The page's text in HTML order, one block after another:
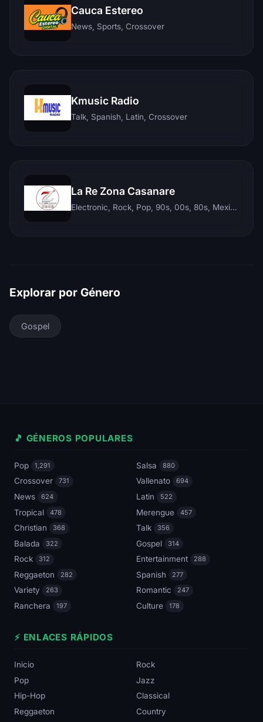
Cauca Estereo
News, Sports, Crossover
Kmusic Radio
Talk, Spanish, Latin, Crossover
La Re Zona Casanare
Electronic, Rock, Pop, 90s, 00s, 80s, Mexican, Ranchera, Reggaeton, Instrumental, Salsa, Merengue, Tropical, Romantic, Vallenato, Llanera
Explorar por Género
Gospel
🎵 GÉNEROS POPULARES
Pop 1,291 Salsa 880
Crossover 731 Vallenato 694
News 624 Latin 522
Tropical 478 Merengue 457
Christian 368 Talk 356
Balada 322 Gospel 314
Rock 312 Entertainment 288
Reggaeton 282 Spanish 277
Variety 263 Romantic 247
Ranchera 197 Culture 178
⚡ ENLACES RÁPIDOS
Inicio
Rock
Pop
Jazz
Hip-Hop
Classical
Reggaeton
Country